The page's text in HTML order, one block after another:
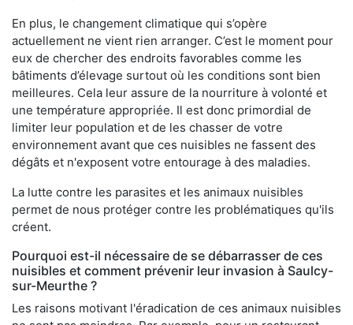
En plus, le changement climatique qui s’opère
actuellement ne vient rien arranger. C’est le moment pour
eux de chercher des endroits favorables comme les
bâtiments d’élevage surtout où les conditions sont bien
meilleures. Cela leur assure de la nourriture à volonté et
une température appropriée. Il est donc primordial de
limiter leur population et de les chasser de votre
environnement avant que ces nuisibles ne fassent des
dégâts et n'exposent votre entourage à des maladies.
La lutte contre les parasites et les animaux nuisibles
permet de nous protéger contre les problématiques qu'ils
créent.
Pourquoi est-il nécessaire de se débarrasser de ces
nuisibles et comment prévenir leur invasion à Saulcy-
sur-Meurthe ?
Les raisons motivant l'éradication de ces animaux nuisibles